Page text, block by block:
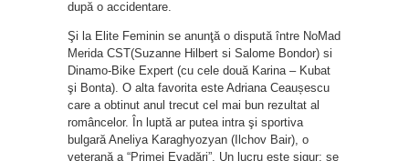
după o accidentare.
Şi la Elite Feminin se anunţă o dispută între NoMad
Merida CST(Suzanne Hilbert si Salome Bondor) si
Dinamo-Bike Expert (cu cele două Karina – Kubat
şi Bonta). O alta favorita este Adriana Ceaușescu
care a obtinut anul trecut cel mai bun rezultat al
româncelor. În luptă ar putea intra şi sportiva
bulgară Aneliya Karaghyozyan (Ilchov Bair), o
veterană a “Primei Evadări”. Un lucru este sigur: se